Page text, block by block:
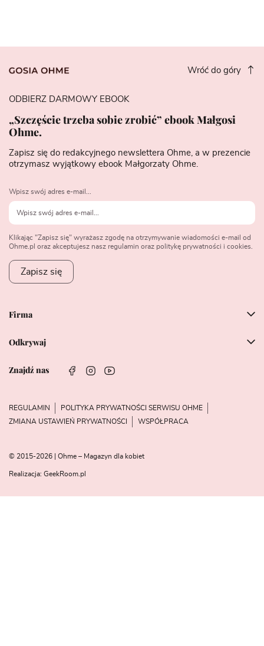
Wróć do góry
Firma
Odkrywaj
Znajdź nas
ODBIERZ DARMOWY EBOOK
„Szczęście trzeba sobie zrobić” ebook Małgosi
Ohme.
Zapisz się do redakcyjnego newslettera Ohme, a w prezencie
otrzymasz wyjątkowy ebook Małgorzaty Ohme.
Wpisz swój adres e-mail...
Klikając "Zapisz się" wyrażasz zgodę na otrzymywanie wiadomości e-mail od
Ohme.pl oraz akceptujesz nasz regulamin oraz politykę prywatności i cookies.
Zapisz się
REGULAMIN
POLITYKA PRYWATNOŚCI SERWISU OHME
ZMIANA USTAWIEŃ PRYWATNOŚCI
WSPÓŁPRACA
© 2015-2026 | Ohme – Magazyn dla kobiet
Realizacja: GeekRoom.pl